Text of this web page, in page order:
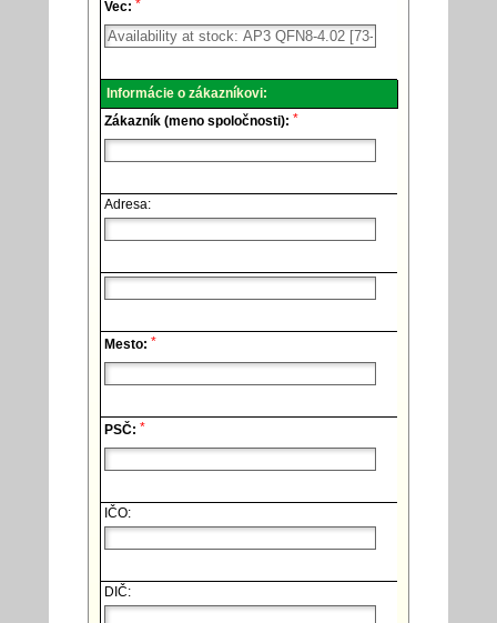
podpora.
Vec: *
Informácie o zákazníkovi:
Zákazník (meno spoločnosti): *
Adresa:
Mesto: *
PSČ: *
IČO:
DIČ: